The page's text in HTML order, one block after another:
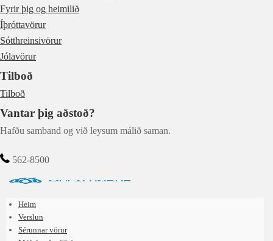
Fyrir þig og heimilið
Íþróttavörur
Sótthreinsivörur
Jólavörur
Tilboð
Tilboð
Vantar þig aðstoð?
Hafðu samband og við leysum málið saman.
562-8500
Heim
Verslun
Sérunnar vörur